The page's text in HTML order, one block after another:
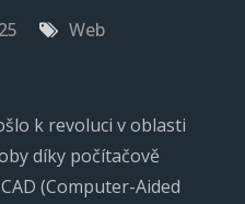
Web
k revoluci v oblasti
díky počítačově
(Computer-Aided